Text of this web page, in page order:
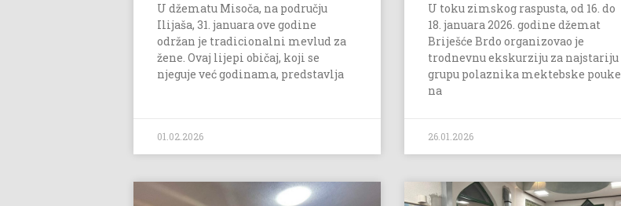
U džematu Misoča, na području
Ilijaša, 31. januara ove godine
održan je tradicionalni mevlud za
žene. Ovaj lijepi običaj, koji se
njeguje već godinama, predstavlja
01.02.2026
U toku zimskog raspusta, od 16. do
18. januara 2026. godine džemat
Briješće Brdo organizovao je
trodnevnu ekskurziju za najstariju
grupu polaznika mektebske pouke
na
26.01.2026